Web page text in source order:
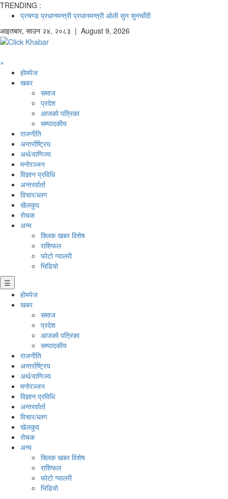
TRENDING :
प्रचण्ड प्रधानमन्त्री प्रधानमन्त्री ओली सुन सुनचाँदी
आइतबार, साउन २४, २०८३ | August 9, 2026
×
होमपेज
खबर
समाज
प्रदेश
आजको पत्रिका
सम्पादकीय
राजनीति
अन्तर्राष्ट्रिय
अर्थ/वाणिज्य
मनाेरञ्जन
विज्ञान प्रविधि
अन्तरर्वार्ता
विचार/ब्लग
खेलकुद
रोचक
अन्य
क्लिक खबर विशेष
राशिफल
फोटो ग्यालरी
भिडियो
☰
होमपेज
खबर
समाज
प्रदेश
आजको पत्रिका
सम्पादकीय
राजनीति
अन्तर्राष्ट्रिय
अर्थ/वाणिज्य
मनाेरञ्जन
विज्ञान प्रविधि
अन्तरर्वार्ता
विचार/ब्लग
खेलकुद
रोचक
अन्य
क्लिक खबर विशेष
राशिफल
फोटो ग्यालरी
भिडियो